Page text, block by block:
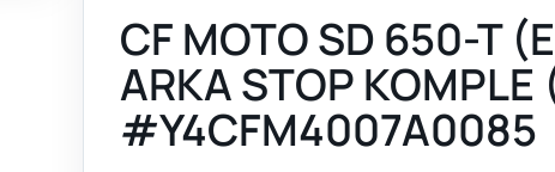
CF MOTO SD 650-T
ARKA STOP KOMPLE
#Y4CFM4007A0085